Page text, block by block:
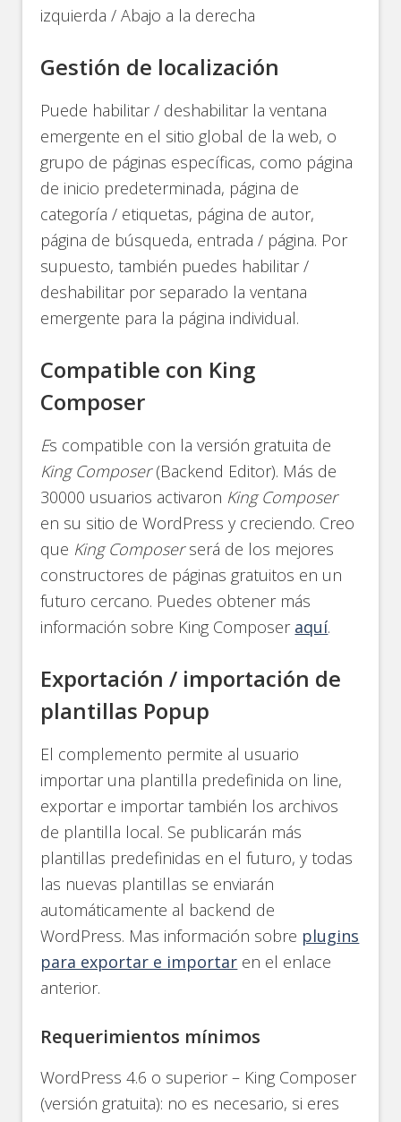
izquierda / Abajo a la derecha
Gestión de localización
Puede habilitar / deshabilitar la ventana
emergente en el sitio global de la web, o
grupo de páginas específicas, como página
de inicio predeterminada, página de
categoría / etiquetas, página de autor,
página de búsqueda, entrada / página. Por
supuesto, también puedes habilitar /
deshabilitar por separado la ventana
emergente para la página individual.
Compatible con King
Composer
Es compatible con la versión gratuita de
King Composer(Backend Editor). Más de
30000 usuarios activaron King Composer
en su sitio de WordPress y creciendo. Creo
que King Composerserá de los mejores
constructores de páginas gratuitos en un
futuro cercano. Puedes obtener más
información sobre King Composer aquí.
Exportación / importación de
plantillas Popup
El complemento permite al usuario
importar una plantilla predefinida on line,
exportar e importar también los archivos
de plantilla local. Se publicarán más
plantillas predefinidas en el futuro, y todas
las nuevas plantillas se enviarán
automáticamente al backend de
WordPress. Mas información sobre plugins
para exportar e importar en el enlace
anterior.
Requerimientos mínimos
WordPress 4.6 o superior – King Composer
(versión gratuita): no es necesario, si eres